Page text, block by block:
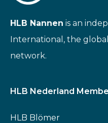
HLB Nannen is an
International, the
network.
HLB Nederland
HLB Blömer